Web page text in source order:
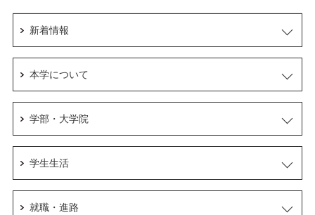
新着情報
本学について
学部・大学院
学生生活
就職・進路